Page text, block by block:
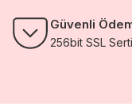
Güvenli
256bit SSL